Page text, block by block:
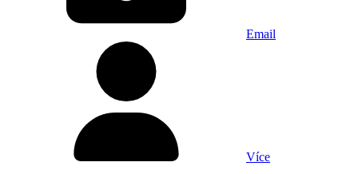
Email
Více